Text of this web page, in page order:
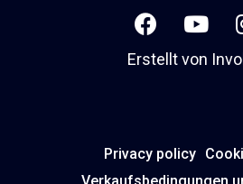
Erstellt von
Privacy policy